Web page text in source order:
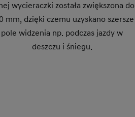
wycieraczki została zwiększona do
mm, dzięki czemu uzyskano szersze
pole widzenia np. podczas jazdy w
deszczu i śniegu.